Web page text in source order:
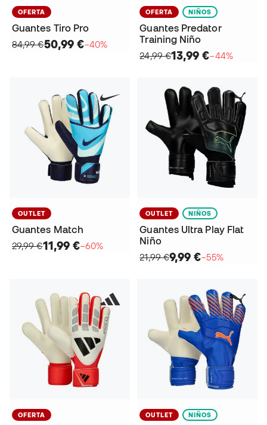
OFERTA
Guantes Tiro Pro
84,99 €50,99 €−40%
OFERTA NIÑOS
Guantes Predator
Training Niño
24,99 €13,99 €−44%
OUTLET
Guantes Match
29,99 €11,99 €−60%
OUTLET NIÑOS
Guantes Ultra Play Flat
Niño
21,99 €9,99 €−55%
OFERTA OUTLET NIÑOS